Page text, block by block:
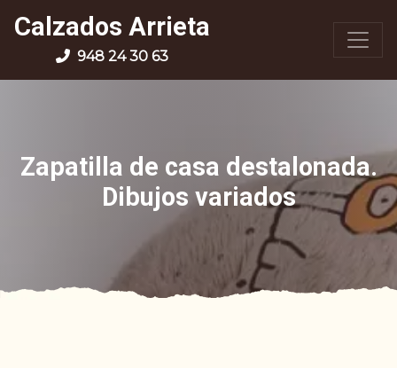
Calzados Arrieta
948 24 30 63
Zapatilla de casa destalonada.
Dibujos variados